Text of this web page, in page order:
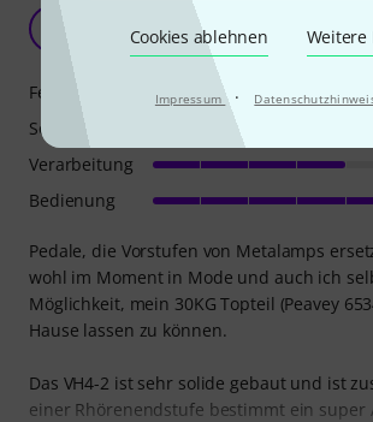
Cookies ablehnen Weitere
Impressum ·
Super Pedal (leider nichts für
Jef6925 27.11.2017
Pedale, die Vorstufen von Metalamps
wohl im Moment in Mode und auch ich
Möglichkeit, mein 30KG Topteil (Peavey
Hause lassen zu können.
Das VH4-2 ist sehr solide gebaut und ist
einer Rhörenendstufe bestimmt ein super
Features
Sound
Verarbeitung
Bedienung